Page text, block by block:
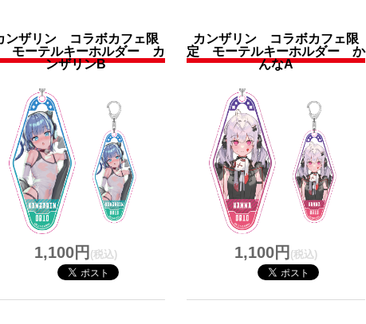
ンザリン コラボカフェ限
モーテルキーホルダー カ
ンザリンB
1,100円 (税込)
カンザリン コラボカフェ限
定 モーテルキーホルダー か
んなA
1,100円 (税込)